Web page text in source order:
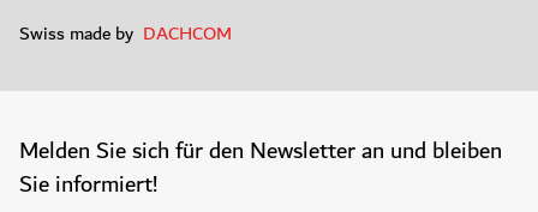
Swiss made by DACHCOM
Melden Sie sich für den Newsletter an und bleiben
Sie informiert!